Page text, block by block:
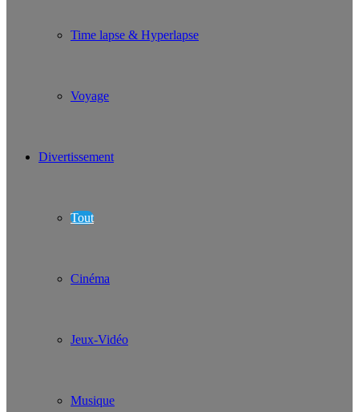
Time lapse & Hyperlapse
Voyage
Divertissement
Tout
Cinéma
Jeux-Vidéo
Musique